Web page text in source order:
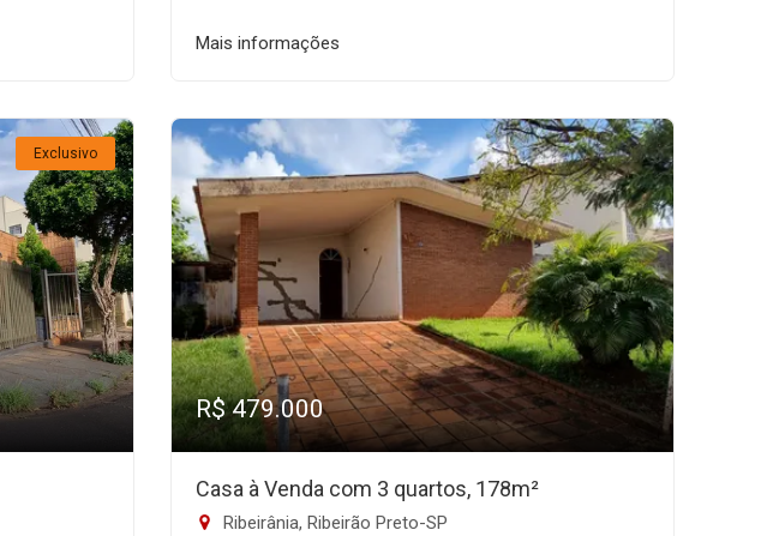
Mais informações
Exclusivo
R$ 479.000
Casa à Venda com 3 quartos, 178m²
Ribeirânia, Ribeirão Preto-SP